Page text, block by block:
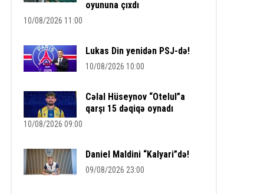
oyununa çıxdı
10/08/2026 11:00
Lukas Din yenidən PSJ-də!
10/08/2026 10:00
Cəlal Hüseynov “Otelul”a
qarşı 15 dəqiqə oynadı
10/08/2026 09:00
Daniel Maldini “Kalyari”də!
09/08/2026 23:00